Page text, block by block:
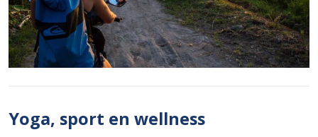
Yoga, sport en wellness